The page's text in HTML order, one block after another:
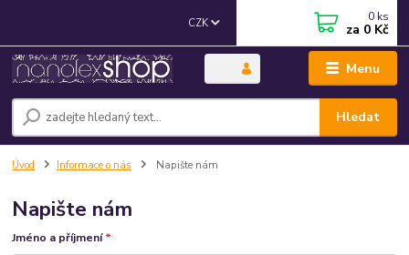
Menu
CZK
Hledat
0 ks
za 0 Kč
Úvod Informace o nás Napište nám
Napište nám
Jméno a příjmení*